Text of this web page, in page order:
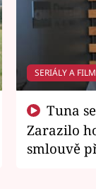
SERIÁLY A
Zarazilo
smlouvě